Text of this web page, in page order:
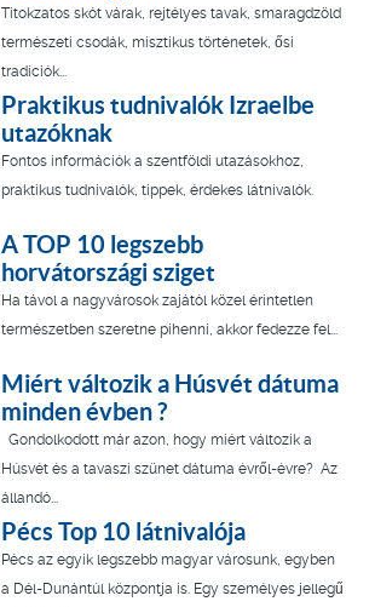
Titokzatos skót várak, rejtélyes tavak, smaragdzöld
természeti csodák, misztikus történetek, ősi
tradíciók...
Praktikus tudnivalók Izraelbe
utazóknak
Fontos információk a szentföldi utazásokhoz,
praktikus tudnivalók, tippek, érdekes látnivalók.
A TOP 10 legszebb
horvátországi sziget
Ha távol a nagyvárosok zajától közel érintetlen
természetben szeretne pihenni, akkor fedezze fel...
Miért változik a Húsvét dátuma
minden évben ?
Gondolkodott már azon, hogy miért változik a
Húsvét és a tavaszi szünet dátuma évről-évre? Az
állandó...
Pécs Top 10 látnivalója
Pécs az egyik legszebb magyar városunk, egyben
a Dél-Dunántúl központja is. Egy személyes jellegű